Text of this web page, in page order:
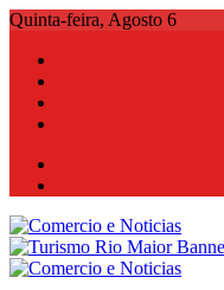
Skip
content
Quinta-feira, Agosto 6
Comercio e Noticias
Notícias e Publicidade Online